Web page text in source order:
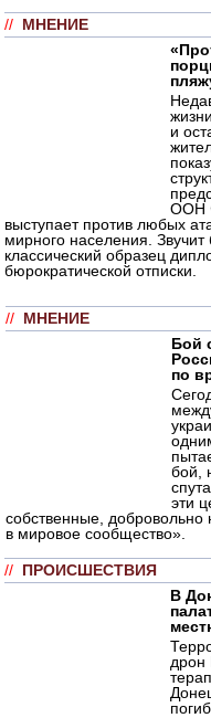
// МНЕНИЕ
и
ООН
выступает против любых
мирного населения.
классический образец
бюрократической отписки.
// МНЕНИЕ
Бой
по
бой,
эти
собственные, добровольно
в мировое сообщество».
// ПРОИСШЕСТВИЯ
В
дрон